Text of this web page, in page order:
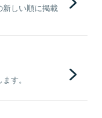
しい順に掲載
す。